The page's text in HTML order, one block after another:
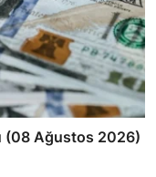
(08 Ağustos 2026)